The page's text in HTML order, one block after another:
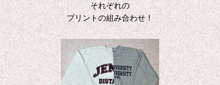
それぞれの
プリントの組み合わせ！